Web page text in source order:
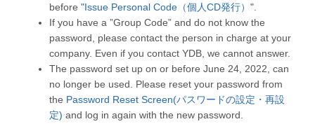
before "Issue Personal Code（個人CD発行） ".
If you have a ”Group Code” and do not know the
password, please contact the person in charge at your
company. Even if you contact YDB, we cannot answer.
The password set up on or before June 24, 2022, can
no longer be used. Please reset your password from
the Password Reset Screen(パスワードの設定・再設
定) and log in again with the new password.